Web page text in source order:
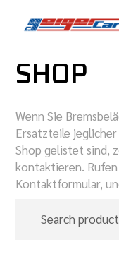
SHOP
Wenn Sie
Ersatzteile
Shop gelistet sind,
kontaktieren.
Kontaktformular,